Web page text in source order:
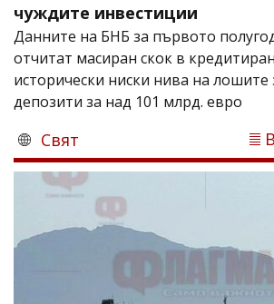
чуждите инвестиции
Данните на БНБ за първото
отчитат масиран скок в
исторически ниски нива на лошите
депозити за над 101 млрд. евро
Свят